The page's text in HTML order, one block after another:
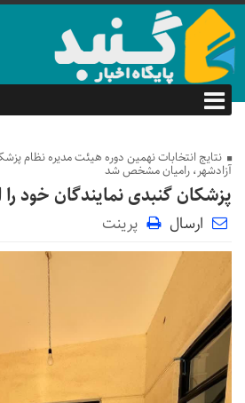
نتایج انتخابات نهمین دوره ه‍یئت مدیره نظام
آزادشهر، رامیان مشخص شد
پزشکان گنبدی نمایندگان خود
ارسال پرینت